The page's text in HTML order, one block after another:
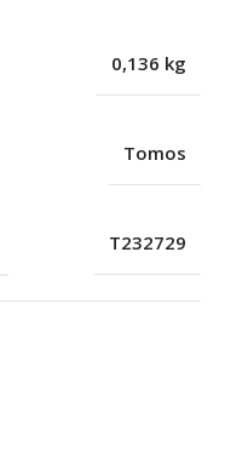
0,136 kg
Tomos
T232729